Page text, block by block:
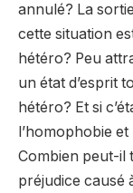
annulé? La
cette situation
hétéro? Peu
un état d’esprit
hétéro? Et si
l’homophobie
Combien peut-il
préjudice causé